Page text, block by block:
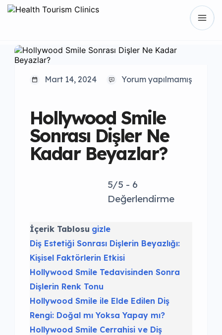
Mart 14, 2024 Yorum yapılmamış
Hollywood Smile
Sonrası Dişler Ne
Kadar Beyazlar?
5/5 - 6
Değerlendirme
İçerik Tablosu gizle
Diş Estetiği Sonrası Dişlerin Beyazlığı:
Kişisel Faktörlerin Etkisi
Hollywood Smile Tedavisinden Sonra
Dişlerin Renk Tonu
Hollywood Smile ile Elde Edilen Diş
Rengi: Doğal mı Yoksa Yapay mı?
Hollywood Smile Cerrahisi ve Diş